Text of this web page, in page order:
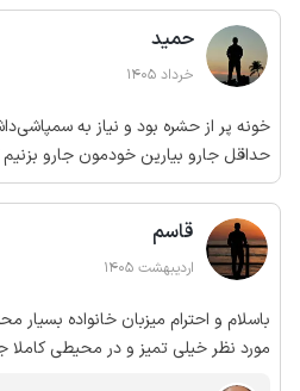
حمید
خرداد 1405
خونه پر از حشره بود ‌و نیاز به
حداقل جارو بیارین خودمون جارو
ایم‌نمی‌تونیم بیایم حشره کشم لب
قاسم
اردیبهشت 1405
باسلام و احترام میزبان خانواده
مورد نظر خیلی تمیز و در محیطی کاملا